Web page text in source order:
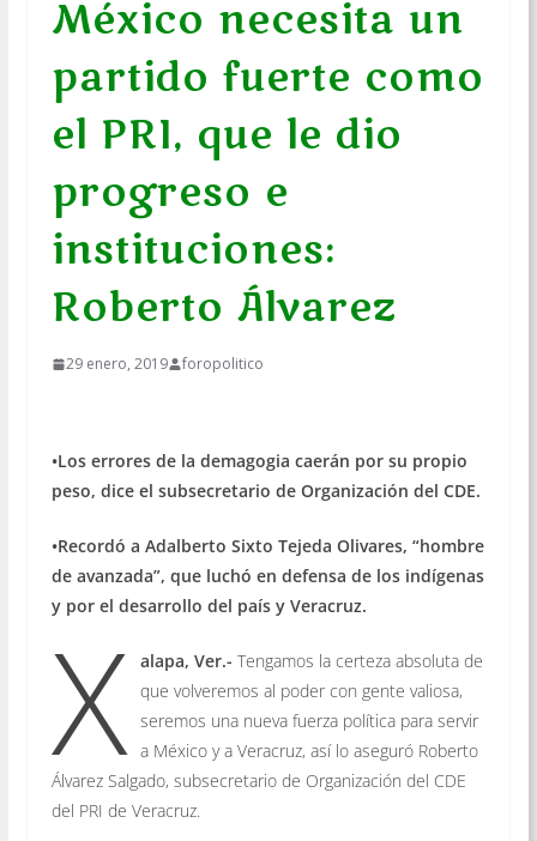
México necesita un
partido fuerte como
el PRI, que le dio
progreso e
instituciones:
Roberto Álvarez
29 enero, 2019 foropolitico
•Los errores de la demagogia caerán por su propio
peso, dice el subsecretario de Organización del CDE.
•Recordó a Adalberto Sixto Tejeda Olivares, “hombre
de avanzada”, que luchó en defensa de los indígenas
y por el desarrollo del país y Veracruz.
X alapa, Ver.-Tengamos la certeza absoluta de
que volveremos al poder con gente valiosa,
seremos una nueva fuerza política para servir
a México y a Veracruz, así lo aseguró Roberto
Álvarez Salgado, subsecretario de Organización del CDE
del PRI de Veracruz.